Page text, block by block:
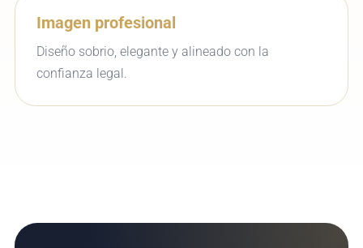
Imagen profesional
Diseño sobrio, elegante y alineado con la
confianza legal.